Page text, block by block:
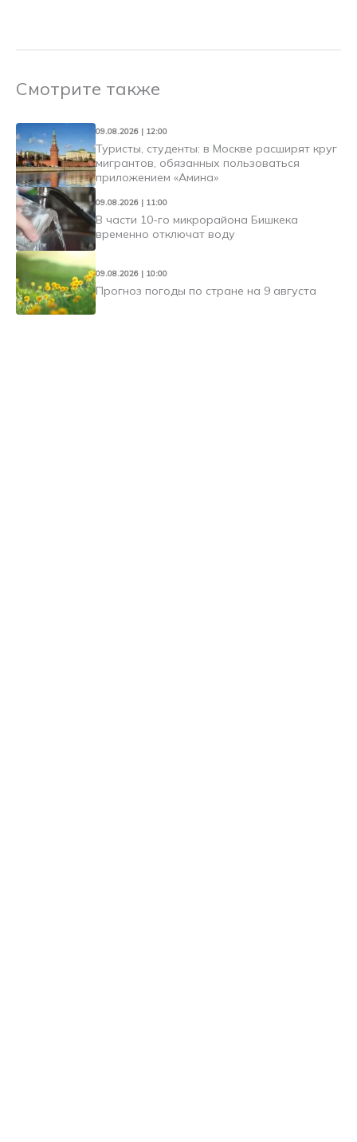
Смотрите также
09.08.2026 | 12:00
Туристы, студенты: в Москве расширят круг
мигрантов, обязанных пользоваться
приложением «Амина»
09.08.2026 | 11:00
В части 10-го микрорайона Бишкека
временно отключат воду
09.08.2026 | 10:00
Прогноз погоды по стране на 9 августа